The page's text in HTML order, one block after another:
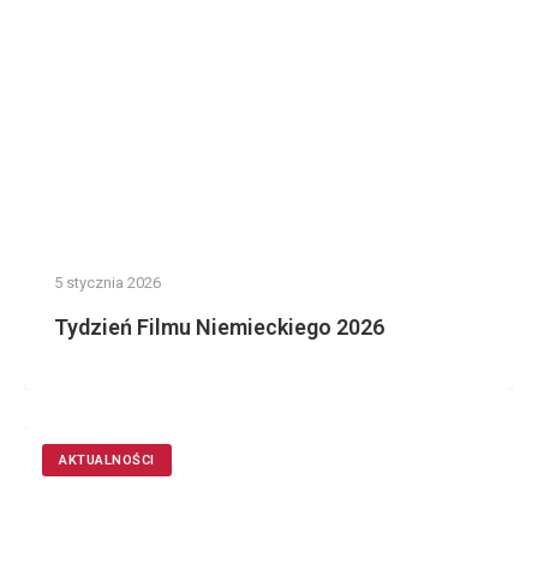
5 stycznia 2026
Tydzień Filmu Niemieckiego 2026
AKTUALNOŚCI